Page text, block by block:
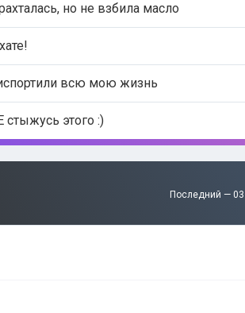
но не взбила масло
всю мою жизнь
стыжусь этого :)
Последний —